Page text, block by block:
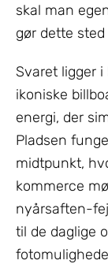
skal man
gør dette
Svaret ligger
ikoniske
energi, der
Pladsen
midtpunkt,
kommerce
nyårsaften-
til de daglige